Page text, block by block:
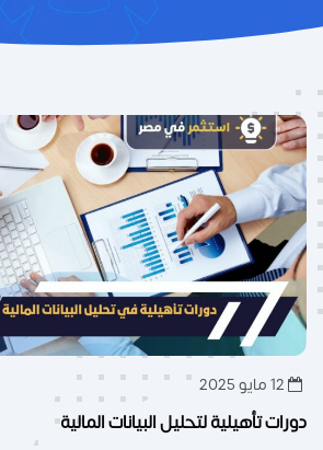
12 مايو 2025
دورات تأهيلية لتحليل البيانات المالية